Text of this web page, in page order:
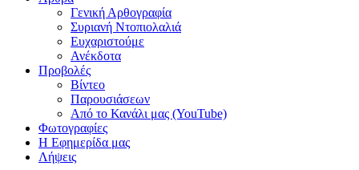
Γενική Αρθογραφία
Συριανή Ντοπιολαλιά
Ευχαριστούμε
Ανέκδοτα
Προβολές
Βίντεο
Παρουσιάσεων
Από το Κανάλι μας (YouTube)
Φωτογραφίες
Η Εφημερίδα μας
Λήψεις